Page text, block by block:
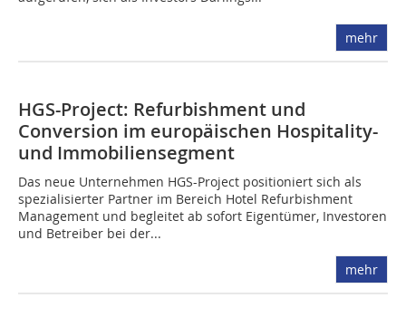
mehr
HGS-Project: Refurbishment und
Conversion im europäischen Hospitality-
und Immobiliensegment
Das neue Unternehmen HGS-Project positioniert sich als
spezialisierter Partner im Bereich Hotel Refurbishment
Management und begleitet ab sofort Eigentümer, Investoren
und Betreiber bei der...
mehr